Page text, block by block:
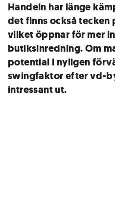
Handeln har länge
det finns också
vilket öppnar för mer
butiksinredning. Om
potential i nyligen
swingfaktor efter vd-
intressant ut.